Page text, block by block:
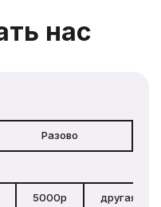
нас
Разово
5000р другая